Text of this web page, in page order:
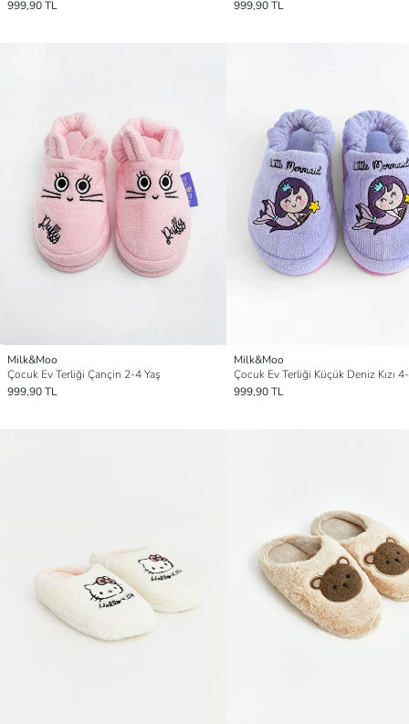
999,90 TL 999,90 TL
Milk&Moo
Çocuk Ev Terliği Çançin 2-4 Yaş
999,90 TL
Milk&Moo
Çocuk Ev Terliği Küçük Deniz Kızı
999,90 TL